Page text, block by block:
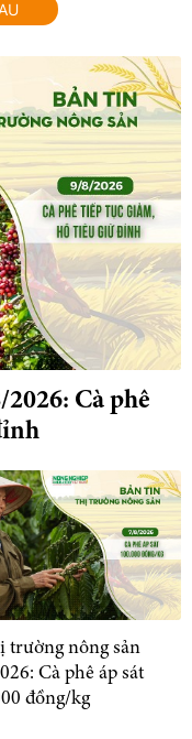
Cà phê
trường nông sản
Cà phê áp sát
đồng/kg